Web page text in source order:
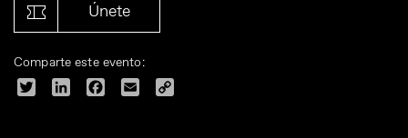
Únete
Comparte este evento:
Twitter LinkedInFacebook
Email